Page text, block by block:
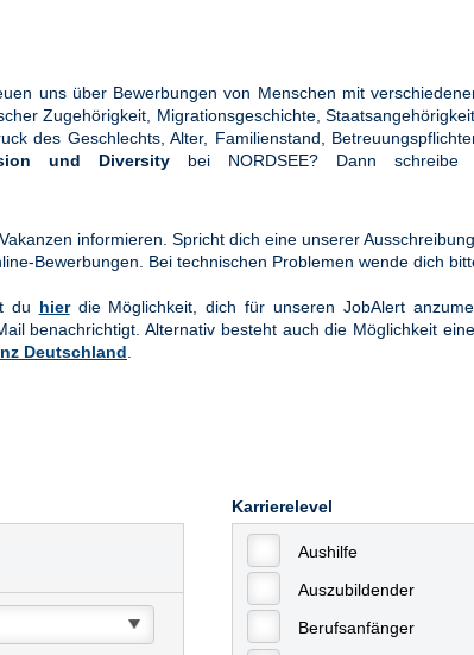
uns über Bewerbungen von Menschen mit
Zugehörigkeit, Migrationsgeschichte,
des Geschlechts, Alter, Familienstand,
und Diversity bei NORDSEE? Dann
informieren. Spricht dich eine unserer
Bewerbungen. Bei technischen Problemen wende dich
du hierdie Möglichkeit, dich für unseren JobAlert
benachrichtigt. Alternativ besteht auch die Möglichkeit
Deutschland
Karrierelevel
Aushilfe
Auszubildender
Berufsanfänger